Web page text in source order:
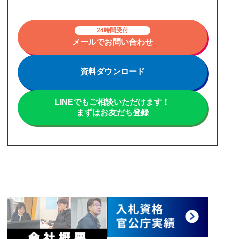
24時間受付
メールでお問い合わせ
資料ダウンロード
LINEでもご相談いただけます！
まずはお友だち登録